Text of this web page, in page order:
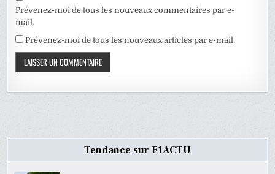
Prévenez-moi de tous les nouveaux commentaires par e-
mail.
Prévenez-moi de tous les nouveaux articles par e-mail.
Tendance sur F1ACTU